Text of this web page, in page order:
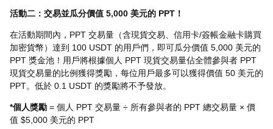
活動二：交易並瓜分價值 5,000 美元的 PPT ！
在活動期間內， PPT 交易量（含現貨交易、信用卡/簽帳金融卡購買
加密貨幣）達到 100 USDT 的用戶們，即可瓜分價值 5,000 美元的
PPT 獎金池！用戶將根據個人 PPT 現貨交易量佔全體參與者 PPT
現貨交易量的比例獲得獎勵，每位用戶最多可以獲得價值 50 美元的
PPT。低於 0.1 USDT 的獎勵將不予發放。
*個人獎勵 = 個人 PPT 交易量 ÷ 所有參與者的 PPT 總交易量 × 價
值 $5,000 美元的 PPT